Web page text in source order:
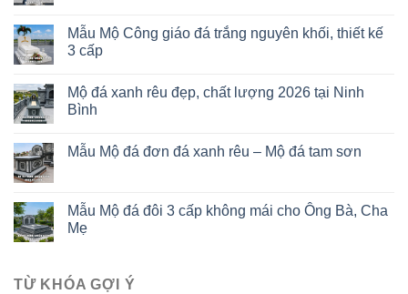
Mẫu Mộ Công giáo đá trắng nguyên khối, thiết kế
3 cấp
Mộ đá xanh rêu đẹp, chất lượng 2026 tại Ninh
Bình
Mẫu Mộ đá đơn đá xanh rêu – Mộ đá tam sơn
Mẫu Mộ đá đôi 3 cấp không mái cho Ông Bà, Cha
Mẹ
TỪ KHÓA GỢI Ý